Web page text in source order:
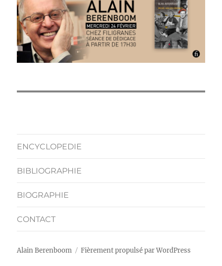
ENCYCLOPEDIE
BIBLIOGRAPHIE
BIOGRAPHIE
CONTACT
Alain Berenboom Fièrement propulsé par WordPress